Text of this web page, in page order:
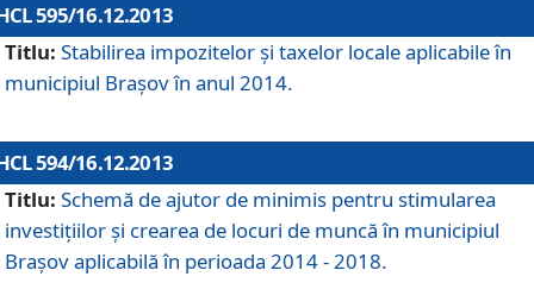
595/16.12.2013
Titlu: Stabilirea impozitelor şi taxelor locale aplicabile în
municipiul Braşov în anul 2014.
594/16.12.2013
Titlu: Schemă de ajutor de minimis pentru stimularea
investiţiilor şi crearea de locuri de muncă în municipiul
Braşov aplicabilă în perioada 2014 - 2018.